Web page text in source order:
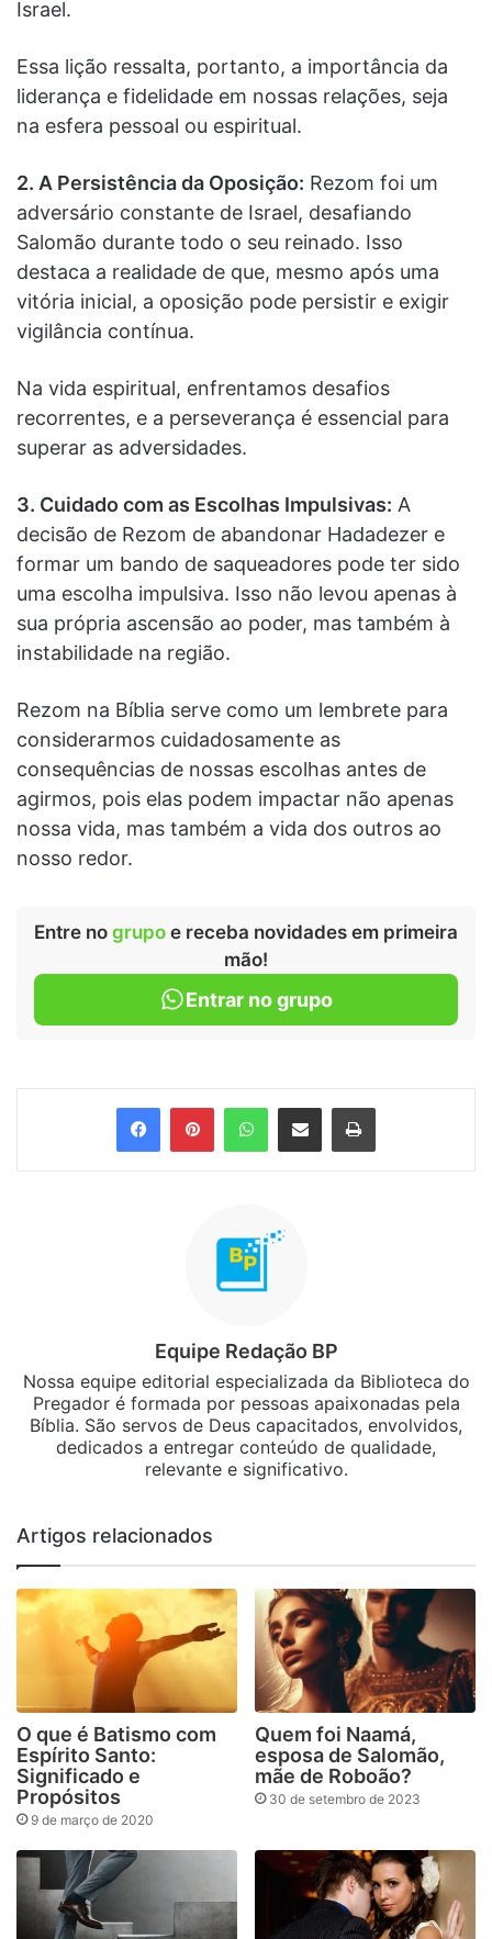
Israel.
Essa lição ressalta, portanto, a importância da
liderança e fidelidade em nossas relações, seja
na esfera pessoal ou espiritual.
2. A Persistência da Oposição: Rezom foi um
adversário constante de Israel, desafiando
Salomão durante todo o seu reinado. Isso
destaca a realidade de que, mesmo após uma
vitória inicial, a oposição pode persistir e exigir
vigilância contínua.
Na vida espiritual, enfrentamos desafios
recorrentes, e a perseverança é essencial para
superar as adversidades.
3. Cuidado com as Escolhas Impulsivas: A
decisão de Rezom de abandonar Hadadezer e
formar um bando de saqueadores pode ter sido
uma escolha impulsiva. Isso não levou apenas à
sua própria ascensão ao poder, mas também à
instabilidade na região.
Rezom na Bíblia serve como um lembrete para
considerarmos cuidadosamente as
consequências de nossas escolhas antes de
agirmos, pois elas podem impactar não apenas
nossa vida, mas também a vida dos outros ao
nosso redor.
Entre no grupo e receba novidades em primeira
mão!
Entrar no grupo
FacebookPinterestWhatsApp
Compartilhar via e-mail Imprimir
Equipe Redação BP
Nossa equipe editorial especializada da Biblioteca do
Pregador é formada por pessoas apaixonadas pela
Bíblia. São servos de Deus capacitados, envolvidos,
dedicados a entregar conteúdo de qualidade,
relevante e significativo.
Artigos relacionados
O que é Batismo com
Espírito Santo:
Significado e
Propósitos
9 de março de 2020
Quem foi Naamá,
esposa de Salomão,
mãe de Roboão?
30 de setembro de 2023